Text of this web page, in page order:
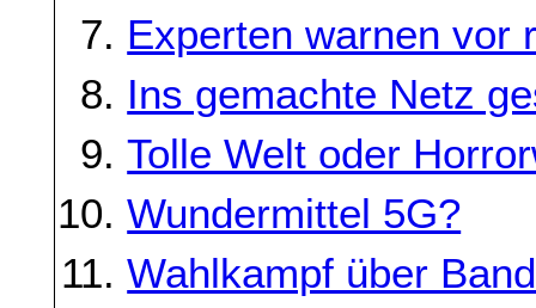
Experten warnen vor
Ins gemachte Netz
Tolle Welt oder
Wundermittel 5G?
Wahlkampf über